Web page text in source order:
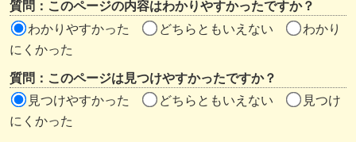
ア
質問：このページの内容はわかりやすかったですか？
わかりやすかった
どちらともいえない
わかり
にくかった
質問：このページは見つけやすかったですか？
見つけやすかった
どちらともいえない
見つけ
にくかった